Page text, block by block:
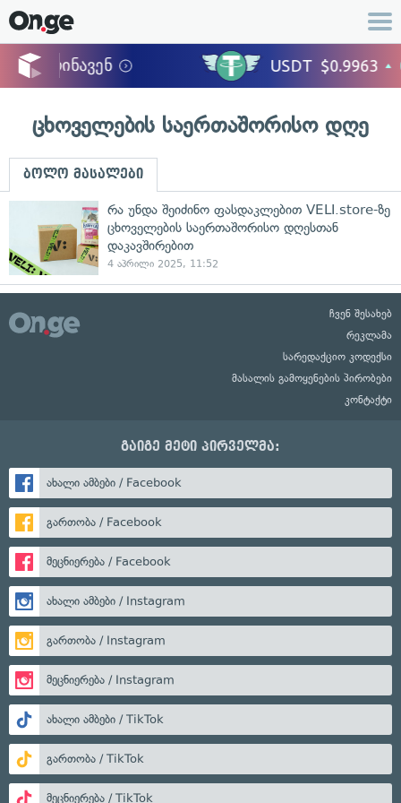
ცხოველების საერთაშორისო დღე
ბოლო მასალები
რა უნდა შეიძინო ფასდაკლებით VELI.store-ზე
ცხოველების საერთაშორისო დღესთან
დაკავშირებით
4 აპრილი 2025, 11:52
ჩვენ შესახებ
რეკლამა
სარედაქციო კოდექსი
მასალის გამოყენების პირობები
კონტაქტი
გაიგე მეტი პირველმა:
ახალი ამბები / Facebook
გართობა / Facebook
მეცნიერება / Facebook
ახალი ამბები / Instagram
გართობა / Instagram
მეცნიერება / Instagram
ახალი ამბები / TikTok
გართობა / TikTok
მეცნიერება / TikTok